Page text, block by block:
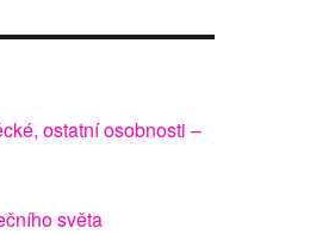
ostatní osobnosti –
světa